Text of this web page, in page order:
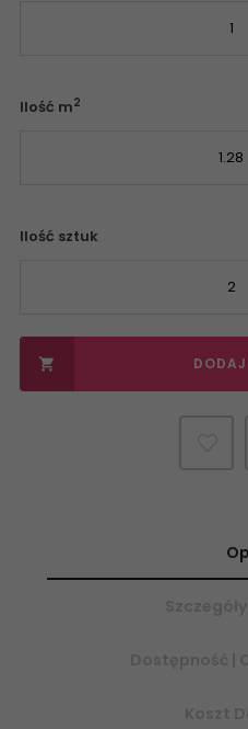
Ilość m2
Ilość sztuk
